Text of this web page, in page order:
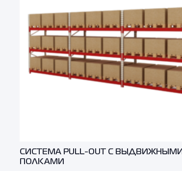
СИСТЕМА PULL-OUT С ВЫДВИЖНЫМИ
ПОЛКАМИ